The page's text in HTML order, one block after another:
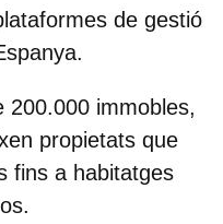
de gestió
200.000 immobles,
propietats que
fins a habitatges